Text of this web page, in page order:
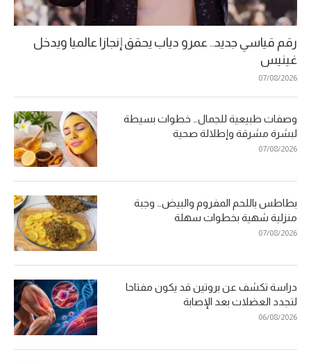
رقم قياسي جديد.. عمرو دياب يحقق إنجازا عالميا ويدخل
غينيس
07/08/2026
وصفات طبيعية للجمال… خطوات بسيطة
لبشرة مشرقة وإطلالة صحية
07/08/2026
بطاطس باللحم المفروم والبيض… وجبة
منزلية شهية بخطوات سهلة
07/08/2026
دراسة تكشف عن بروتين قد يكون مفتاحا
لتجدد العضلات بعد الإصابة
06/08/2026